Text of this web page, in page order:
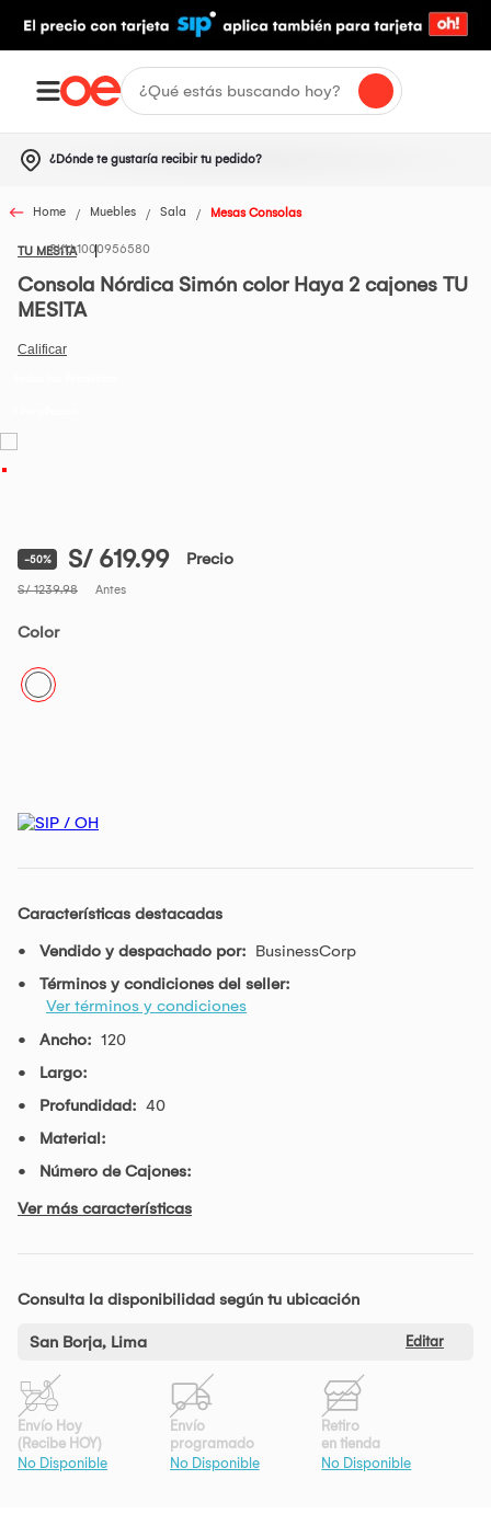
¿Dónde te gustaría recibir tu pedido?
Home Muebles Sala Mesas Consolas
TU MESITA1000956580
Consola Nórdica Simón color Haya 2 cajones TU
MESITA
-50% S/ 619.99 Precio
S/ 1239.98 Antes
Color
Características destacadas
Vendido y despachado por: BusinessCorp
Términos y condiciones del seller:
Ver términos y condiciones
Ancho: 120
Largo:
Profundidad: 40
Material:
Número de Cajones:
Ver más características
Consulta la disponibilidad según tu ubicación
San Borja, Lima Editar
Envío Hoy
(Recibe HOY)
No Disponible
Envío
programado
No Disponible
Retiro
en tienda
No Disponible